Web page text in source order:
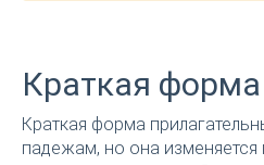
Краткая форма
Краткая форма
падежам, но она